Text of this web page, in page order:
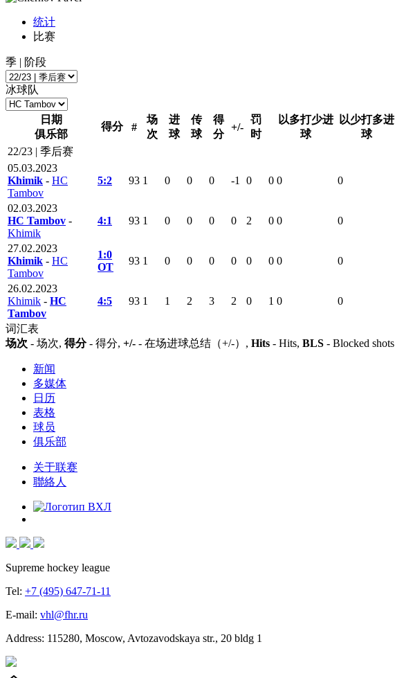
统计
比赛
季 | 阶段
冰球队
日期
俱乐部
得分 #
场
次
进
球
传
球
得
分
+/-
罚
时
以多打少进
球
以少打多进
球
22/23 | 季后赛
05.03.2023
Khimik - HC
Tambov
5:2 93 1 0 0 0 -1 0 0 0 0
02.03.2023
HC Tambov -
Khimik
4:1 93 1 0 0 0 0 2 0 0 0
27.02.2023
Khimik - HC
Tambov
1:0
ОТ
93 1 0 0 0 0 0 0 0 0
26.02.2023
Khimik - HC
Tambov
4:5 93 1 1 2 3 2 0 1 0 0
词汇表
场次 - 场次, 得分- 得分, +/- - 在场进球总结（+/-）, Hits - Hits, BLS - Blocked shots
新闻
多媒体
日历
表格
球员
俱乐部
关于联赛
聯絡人
Supreme hockey league
Tel: +7 (495) 647-71-11
E-mail: vhl@fhr.ru
Address: 115280, Moscow, Avtozavodskaya str., 20 bldg 1